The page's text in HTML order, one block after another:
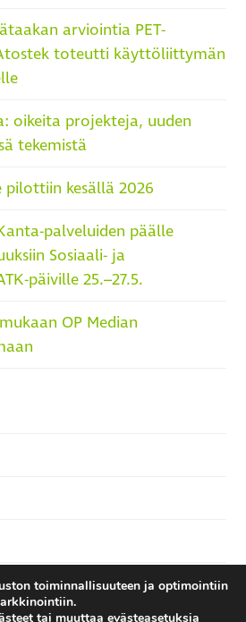
arviointia PET-
toteutti käyttöliittymän
oikeita projekteja, uuden
tekemistä
pilottiin kesällä 2026
palveluiden päälle
Sosiaali- ja
päiville 25.–27.5.
OP Median
toiminnallisuuteen ja optimointiin
tai muuttaa evästeasetuksia